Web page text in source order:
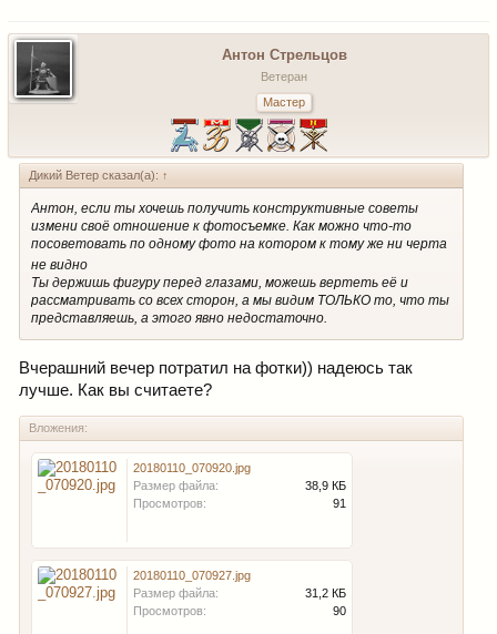
Антон Стрельцов
Ветеран
Мастер
Дикий Ветер сказал(а): ↑
Антон, если ты хочешь получить конструктивные советы
измени своё отношение к фотосъемке. Как можно что-то
посоветовать по одному фото на котором к тому же ни черта
не видно
Ты держишь фигуру перед глазами, можешь вертеть её и
рассматривать со всех сторон, а мы видим ТОЛЬКО то, что ты
представляешь, а этого явно недостаточно.
Вчерашний вечер потратил на фотки)) надеюсь так
лучше. Как вы считаете?
Вложения:
20180110_070920.jpg
Размер файла:
38,9 КБ
Просмотров:
91
20180110_070927.jpg
Размер файла:
31,2 КБ
Просмотров:
90